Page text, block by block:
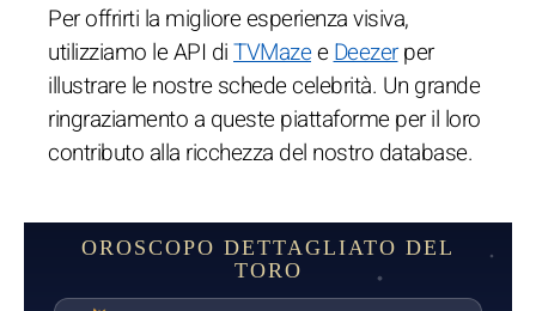
Per offrirti la migliore esperienza visiva,
utilizziamo le API diTVMazeeDeezerper
illustrare le nostre schede celebrità. Un grande
ringraziamento a queste piattaforme per il loro
contributo alla ricchezza del nostro database.
OROSCOPO DETTAGLIATO DEL
TORO